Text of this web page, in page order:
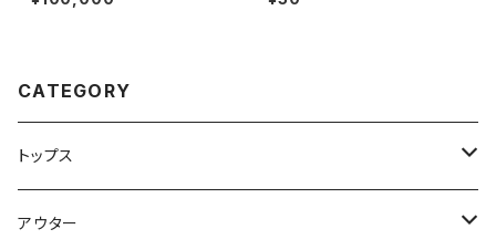
all Jacket
ants M45/52
CATEGORY
トップス
Tシャツ
アウター